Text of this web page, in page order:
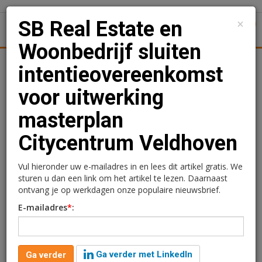
Kantoren Retail Logistiek Juridisch | Fiscaal
SB Real Estate en
Woonbedrijf sluiten
intentieovereenkomst
voor uitwerking
masterplan Citycentrum
Veldhoven
Redactie
5 juni 2024 om 16:43
2 jaar geleden aangepast
1 minuut leestijd
×
SB Real Estate en
Woonbedrijf sluiten
intentieovereenkomst
voor uitwerking
masterplan
Citycentrum Veldhoven
Vul hieronder uw e-mailadres in en lees dit artikel gratis. We
sturen u dan een link om het artikel te lezen. Daarnaast
ontvang je op werkdagen onze populaire nieuwsbrief.
E-mailadres*:
Ga verder
Ga verder met LinkedIn